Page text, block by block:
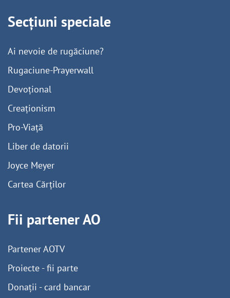
Secțiuni speciale
Ai nevoie de rugăciune?
Rugaciune-Prayerwall
Devoțional
Creaționism
Pro-Viață
Liber de datorii
Joyce Meyer
Cartea Cărților
Fii partener AO
Partener AOTV
Proiecte - fii parte
Donații - card bancar